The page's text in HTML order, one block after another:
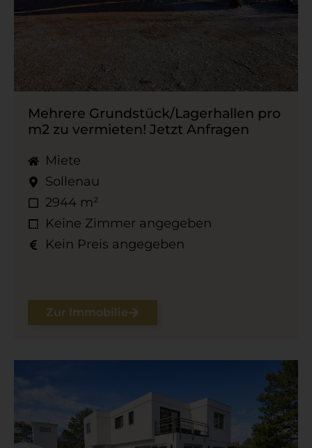
Mehrere Grundstück/​Lagerhallen pro
m2 zu vermieten! Jetzt Anfragen
Miete
Sollenau
2944 m²
Keine Zimmer angegeben
Kein Preis angegeben
Zur Immobilie